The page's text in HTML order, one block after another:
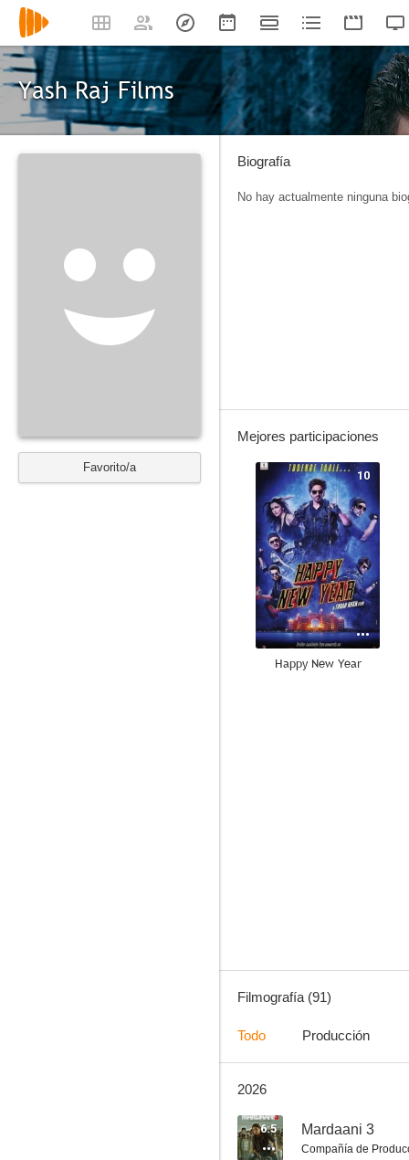
Yash Raj Films
Favorito/a
Biografía
No hay actualmente ninguna
Mejores participaciones
10
Happy New Year
Mere Brother Ki Dulhan
7.8
Filmografía (91)
Todo Producción
2026
6.5 Mardaani 3
Compañía de